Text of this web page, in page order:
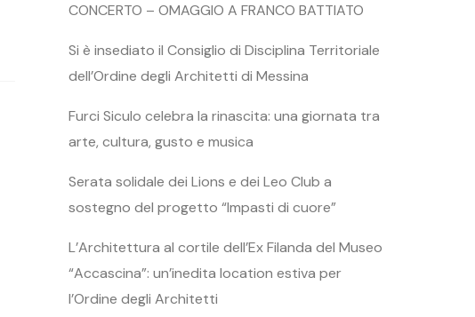
CONCERTO – OMAGGIO A FRANCO BATTIATO
Si è insediato il Consiglio di Disciplina Territoriale
dell’Ordine degli Architetti di Messina
Furci Siculo celebra la rinascita: una giornata tra
arte, cultura, gusto e musica
Serata solidale dei Lions e dei Leo Club a
sostegno del progetto “Impasti di cuore”
L’Architettura al cortile dell’Ex Filanda del Museo
“Accascina”: un’inedita location estiva per
l’Ordine degli Architetti